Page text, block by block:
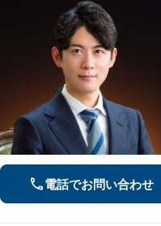
電話でお問い合わせ